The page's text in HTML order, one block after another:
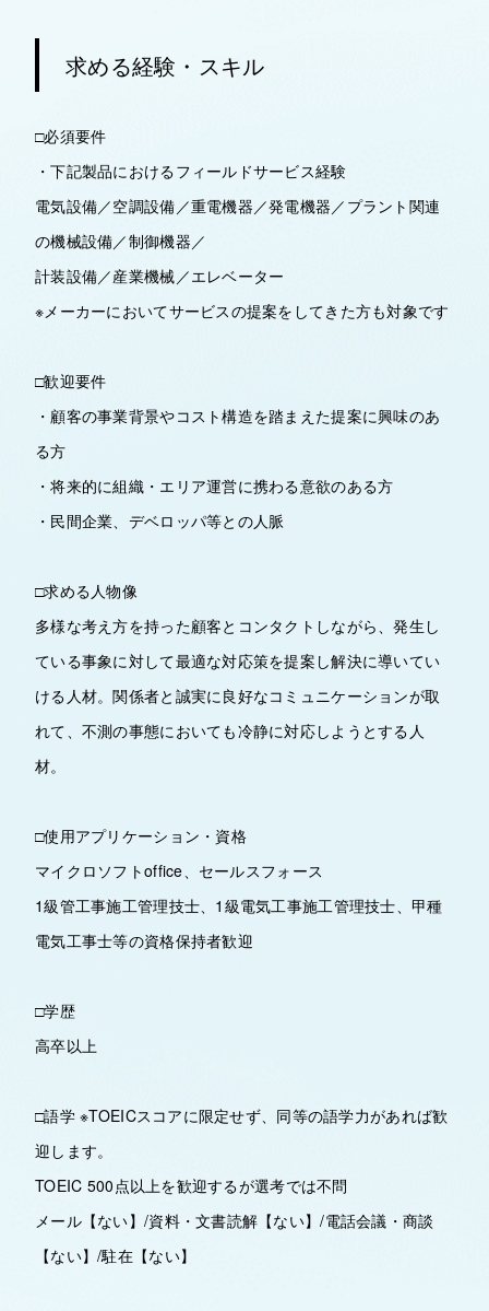
求める経験・スキル
□必須要件
・下記製品におけるフィールドサービス経験
電気設備／空調設備／重電機器／発電機器／プラント関連
の機械設備／制御機器／
計装設備／産業機械／エレベーター
※メーカーにおいてサービスの提案をしてきた方も対象です
□歓迎要件
・顧客の事業背景やコスト構造を踏まえた提案に興味のあ
る方
・将来的に組織・エリア運営に携わる意欲のある方
・民間企業、デベロッパ等との人脈
□求める人物像
多様な考え方を持った顧客とコンタクトしながら、発生し
ている事象に対して最適な対応策を提案し解決に導いてい
ける人材。関係者と誠実に良好なコミュニケーションが取
れて、不測の事態においても冷静に対応しようとする人
材。
□使用アプリケーション・資格
マイクロソフトoffice、セールスフォース
1級管工事施工管理技士、1級電気工事施工管理技士、甲種
電気工事士等の資格保持者歓迎
□学歴
高卒以上
□語学 ※TOEICスコアに限定せず、同等の語学力があれば歓
迎します。
TOEIC 500点以上を歓迎するが選考では不問
メール【ない】/資料・文書読解【ない】/電話会議・商談
【ない】/駐在【ない】